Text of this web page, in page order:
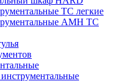
ТС легкие
AMH TC